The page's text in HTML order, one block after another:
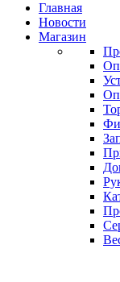
Главная
Новости
Магазин